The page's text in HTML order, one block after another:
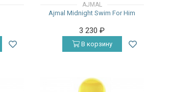
AJMAL
Ajmal Midnight Swim For Him
3 230₽
В корзину